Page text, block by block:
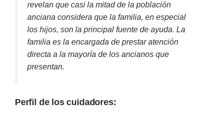
revelan que casi la mitad de la población
anciana considera que la familia, en especial
los hijos, son la principal fuente de ayuda. La
familia es la encargada de prestar atención
directa a la mayoría de los ancianos que
presentan.
Perfil de los cuidadores: